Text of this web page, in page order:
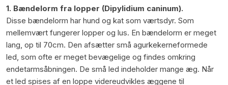
1. Bændelorm fra lopper (Dipylidium caninum).
Disse bændelorm har hund og kat som værtsdyr. Som
mellemvært fungerer lopper og lus. En bændelorm er meget
lang, op til 70cm. Den afsætter små agurkekerneformede
led, som ofte er meget bevægelige og findes omkring
endetarmsåbningen. De små led indeholder mange æg. Når
et led spises af en loppe videreudvikles æggene til